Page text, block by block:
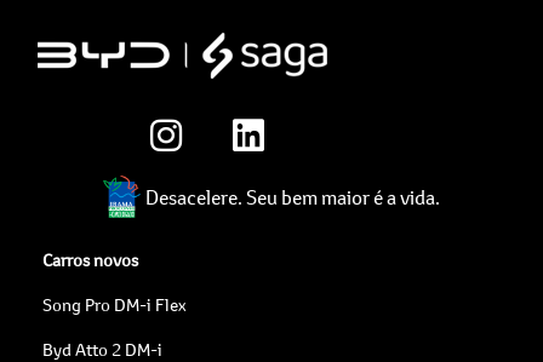
Desacelere. Seu bem maior é a vida.
Carros novos
Song Pro DM-i Flex
Byd Atto 2 DM-i